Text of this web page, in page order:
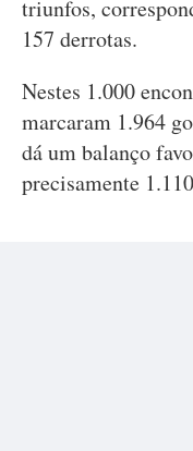
triunfos,
157 derrotas.
Nestes 1.000
marcaram 1.964
dá um balanço
precisamente